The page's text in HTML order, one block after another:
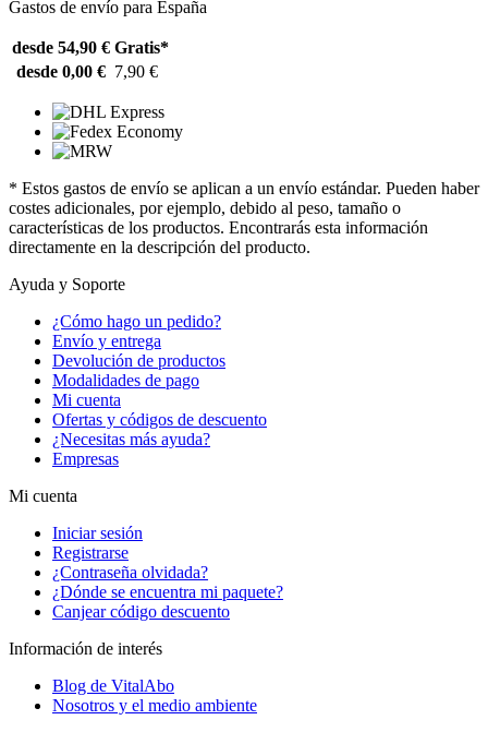
Gastos de envío para España
desde 54,90 € Gratis*
desde 0,00 € 7,90 €
* Estos gastos de envío se aplican a un envío estándar. Pueden haber
costes adicionales, por ejemplo, debido al peso, tamaño o
características de los productos. Encontrarás esta información
directamente en la descripción del producto.
Ayuda y Soporte
¿Cómo hago un pedido?
Envío y entrega
Devolución de productos
Modalidades de pago
Mi cuenta
Ofertas y códigos de descuento
¿Necesitas más ayuda?
Empresas
Mi cuenta
Iniciar sesión
Registrarse
¿Contraseña olvidada?
¿Dónde se encuentra mi paquete?
Canjear código descuento
Información de interés
Blog de VitalAbo
Nosotros y el medio ambiente